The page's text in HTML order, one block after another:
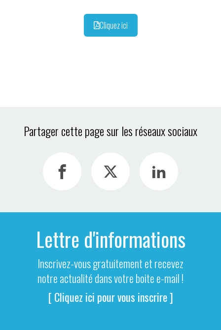
Cliquez ici
Partager cette page sur les réseaux sociaux
Lettre d'informations
Inscrivez-vous gratuitement et recevez
notre actualité dans votre boite e-mail !
[ Cliquez ici pour vous inscrire ]